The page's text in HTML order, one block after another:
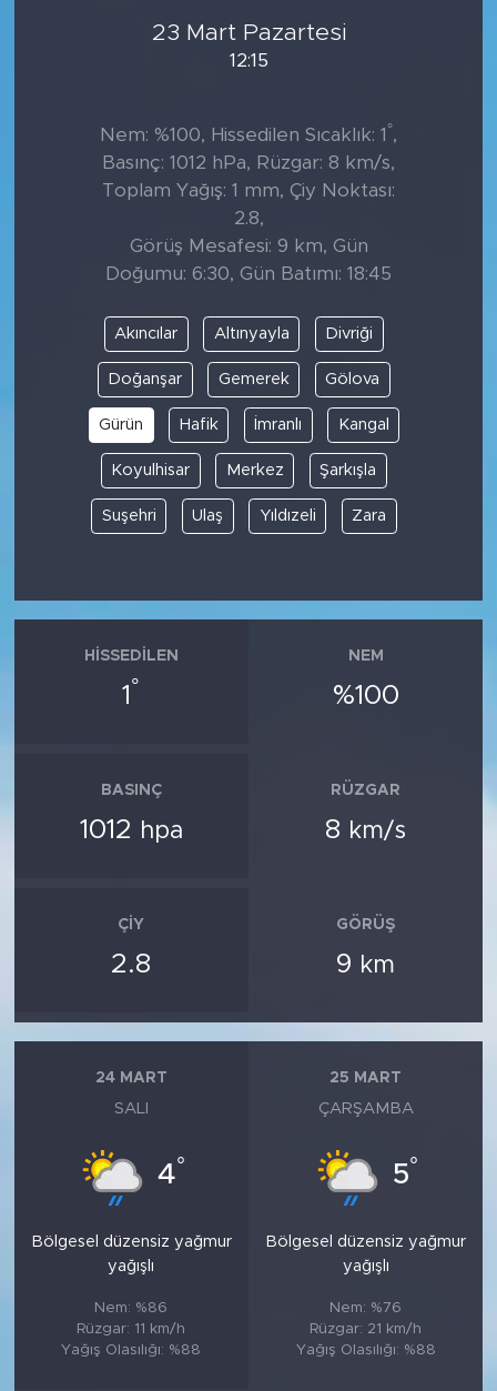
23 Mart Pazartesi
12:15
Nem: %100, Hissedilen Sıcaklık: 1 °,
Basınç: 1012 hPa, Rüzgar: 8 km/s,
Toplam Yağış: 1 mm, Çiy Noktası:
2.8,
Görüş Mesafesi: 9 km, Gün
Doğumu: 6:30, Gün Batımı: 18:45
Akıncılar Altınyayla Divriği
Doğanşar Gemerek Gölova
Gürün Hafik İmranlı Kangal
Koyulhisar Merkez Şarkışla
Suşehri Ulaş Yıldızeli Zara
HISSEDILEN
1 °
NEM
%100
BASINÇ
1012 hpa
RÜZGAR
8 km/s
ÇIY
2.8
GÖRÜŞ
9 km
24 MART
SALI
4°
Bölgesel düzensiz yağmur
yağışlı
Nem: %86
Rüzgar: 11 km/h
Yağış Olasılığı: %88
25 MART
ÇARŞAMBA
5°
Bölgesel düzensiz yağmur
yağışlı
Nem: %76
Rüzgar: 21 km/h
Yağış Olasılığı: %88